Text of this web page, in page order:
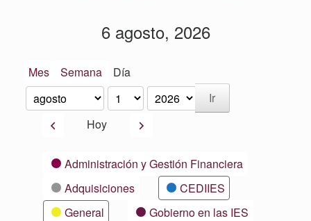
6 agosto, 2026
Mes Semana Día
Mes
Día
Año
AnteriorHoy Siguiente
CategoríasAdministración y Gestión Financiera
Adquisiciones
CEDIIES
General
Gobierno en las IES